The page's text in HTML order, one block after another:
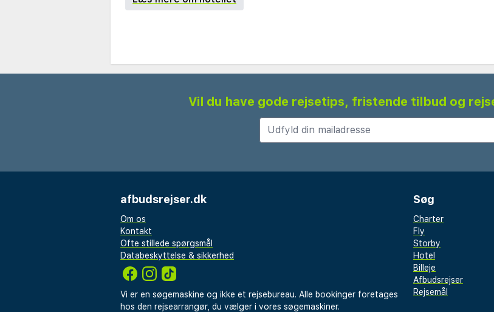
Vil du have gode rejsetips, fristende tilbud og
afbudsrejser.dk
Om os
Kontakt
Ofte stillede spørgsmål
Databeskyttelse & sikkerhed
Vi er en søgemaskine og ikke et rejsebureau. Alle bookinger foretages
hos den rejsearrangør, du vælger i vores søgemaskiner.
Søg
Charter
Fly
Storby
Hotel
Billeje
Afbudsrejser
Rejsemål